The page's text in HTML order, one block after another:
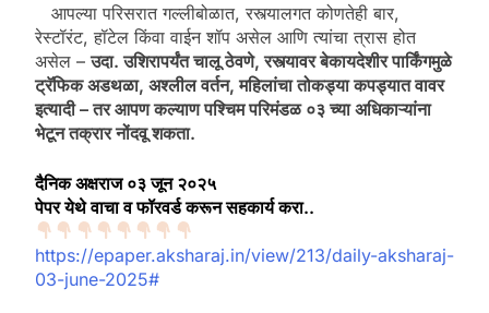
आपल्या परिसरात गल्लीबोळात, रस्त्यालगत कोणतेही बार,
रेस्टॉरंट, हॉटेल किंवा वाईन शॉप असेल आणि त्यांचा त्रास होत
असेल –उदा. उशिरापर्यंत चालू ठेवणे, रस्त्यावर बेकायदेशीर पार्किंगमुळे
ट्रॅफिक अडथळा, अश्लील वर्तन, महिलांचा तोकड्या कपड्यात वावर
इत्यादी – तर आपण कल्याण पश्चिम परिमंडळ ०३ च्या अधिकाऱ्यांना
भेटून तक्रार नोंदवू शकता.
दैनिक अक्षराज ०३ जून २०२५
पेपर येथे वाचा व फॉरवर्ड करून सहकार्य करा..
https://epaper.aksharaj.in/view/213/daily-aksharaj-
03-june-2025#